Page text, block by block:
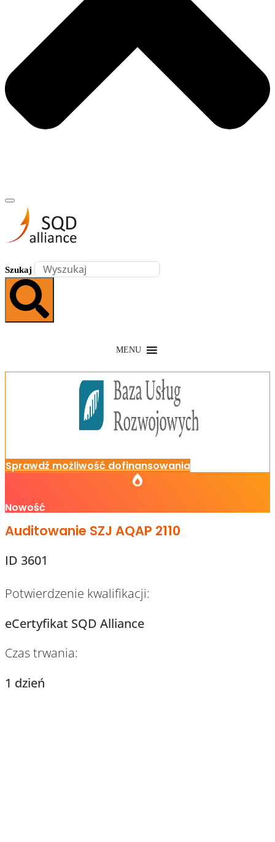
Szukaj
MENU
Sprawdź możliwość dofinansowania
Nowość
Auditowanie SZJ AQAP 2110
ID 3601
Potwierdzenie kwalifikacji:
eCertyfikat SQD Alliance
Czas trwania:
1 dzień